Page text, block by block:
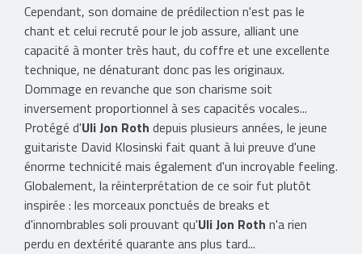
Cependant, son domaine de prédilection n'est pas le
chant et celui recruté pour le job assure, alliant une
capacité à monter très haut, du coffre et une excellente
technique, ne dénaturant donc pas les originaux.
Dommage en revanche que son charisme soit
inversement proportionnel à ses capacités vocales...
Protégé d'Uli Jon Roth depuis plusieurs années, le jeune
guitariste David Klosinski fait quant à lui preuve d'une
énorme technicité mais également d'un incroyable feeling.
Globalement, la réinterprétation de ce soir fut plutôt
inspirée : les morceaux ponctués de breaks et
d'innombrables soli prouvant qu'Uli Jon Roth n'a rien
perdu en dextérité quarante ans plus tard...